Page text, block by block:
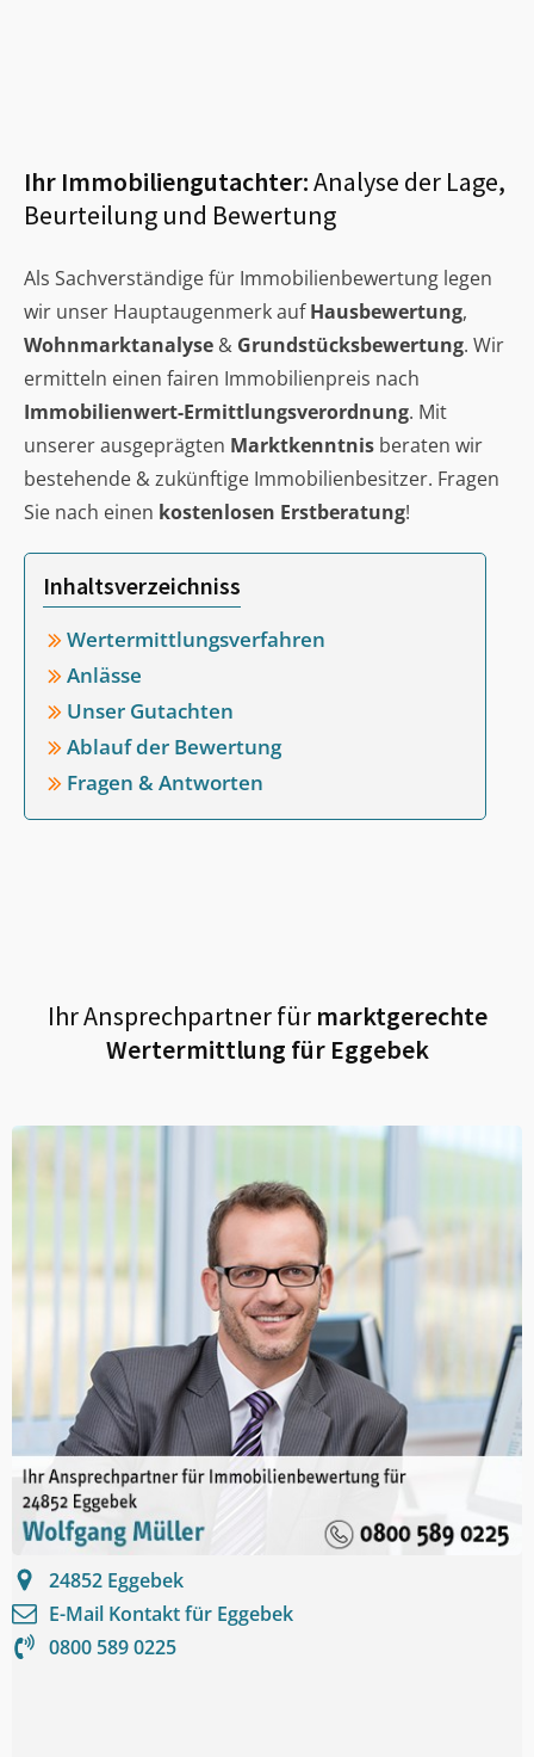
Ihr Immobiliengutachter:Analyse der Lage,
Beurteilung und Bewertung
Als Sachverständige für Immobilienbewertung legen
wir unser Hauptaugenmerk aufHausbewertung,
Wohnmarktanalyse & Grundstücksbewertung. Wir
ermitteln einen fairen Immobilienpreis nach
Immobilienwert-Ermittlungsverordnung. Mit
unserer ausgeprägten Marktkenntnis beraten wir
bestehende & zukünftige Immobilienbesitzer. Fragen
Sie nach einen kostenlosen Erstberatung!
Inhaltsverzeichniss
Wertermittlungsverfahren
Anlässe
Unser Gutachten
Ablauf der Bewertung
Fragen & Antworten
Ihr Ansprechpartner fürmarktgerechte
Wertermittlung für Eggebek
24852 Eggebek
E-Mail Kontakt für Eggebek
0800 589 0225